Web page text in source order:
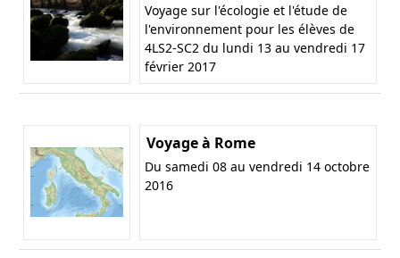
Voyage sur l'écologie et l'étude de
l'environnement pour les élèves de
4LS2-SC2 du lundi 13 au vendredi 17
février 2017
Voyage à Rome
Du samedi 08 au vendredi 14 octobre
2016